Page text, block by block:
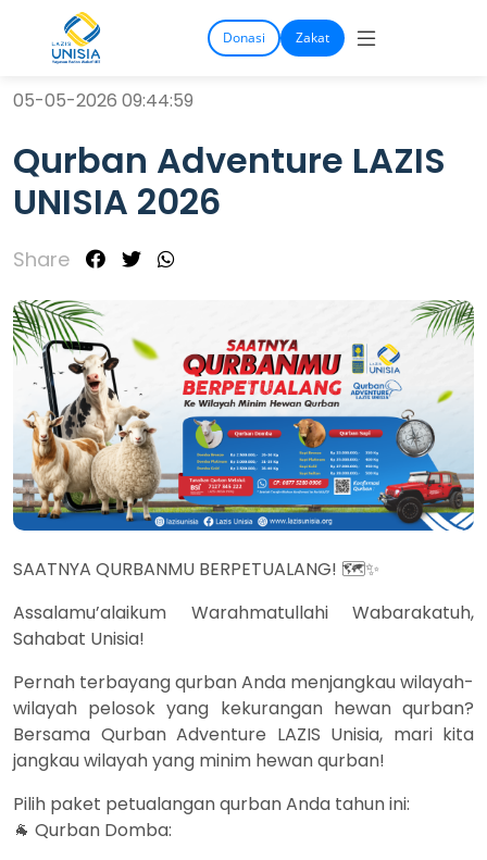
Donasi Zakat
05-05-2026 09:44:59
Qurban Adventure LAZIS
UNISIA 2026
Share
SAATNYA QURBANMU BERPETUALANG! 🗺️✨
Assalamu’alaikum Warahmatullahi Wabarakatuh,
Sahabat Unisia!
Pernah terbayang qurban Anda menjangkau wilayah-
wilayah pelosok yang kekurangan hewan qurban?
Bersama Qurban Adventure LAZIS Unisia, mari kita
jangkau wilayah yang minim hewan qurban!
Pilih paket petualangan qurban Anda tahun ini:
🐐 Qurban Domba: